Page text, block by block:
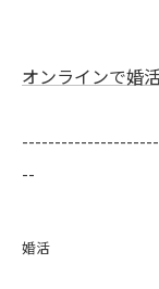
オンラインで婚
--
婚活